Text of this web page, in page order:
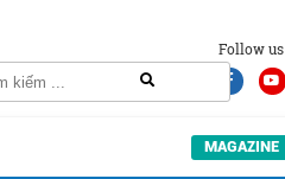
Follow us
MAGAZINE